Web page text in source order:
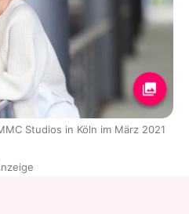
Studios in Köln im März 2021